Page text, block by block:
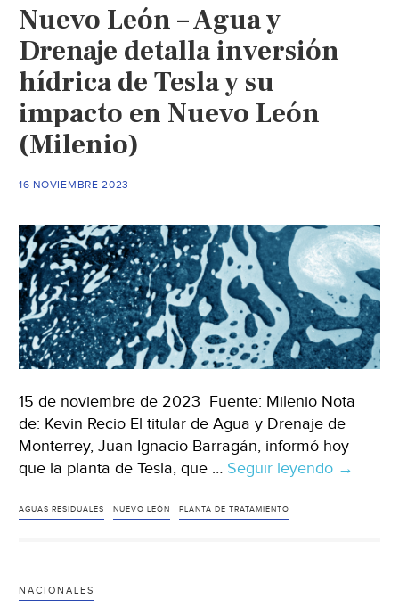
Nuevo León – Agua y
Drenaje detalla inversión
hídrica de Tesla y su
impacto en Nuevo León
(Milenio)
16 NOVIEMBRE 2023
15 de noviembre de 2023 Fuente: Milenio Nota
de: Kevin Recio El titular de Agua y Drenaje de
Monterrey, Juan Ignacio Barragán, informó hoy
que la planta de Tesla, que … Seguir leyendo Nuevo
→
AGUAS RESIDUALES NUEVO LEÓN PLANTA DE TRATAMIENTO
NACIONALES